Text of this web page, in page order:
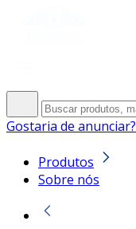
Gostaria de anunciar?
Produtos
Sobre nós